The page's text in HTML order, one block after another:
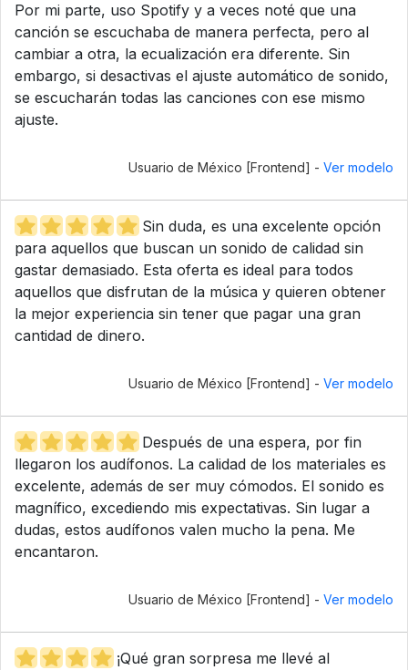
Por mi parte, uso Spotify y a veces noté que una
canción se escuchaba de manera perfecta, pero al
cambiar a otra, la ecualización era diferente. Sin
embargo, si desactivas el ajuste automático de sonido,
se escucharán todas las canciones con ese mismo
ajuste.
Usuario de México [Frontend] - Ver modelo
Sin duda, es una excelente opción
para aquellos que buscan un sonido de calidad sin
gastar demasiado. Esta oferta es ideal para todos
aquellos que disfrutan de la música y quieren obtener
la mejor experiencia sin tener que pagar una gran
cantidad de dinero.
Usuario de México [Frontend] - Ver modelo
Después de una espera, por fin
llegaron los audífonos. La calidad de los materiales es
excelente, además de ser muy cómodos. El sonido es
magnífico, excediendo mis expectativas. Sin lugar a
dudas, estos audífonos valen mucho la pena. Me
encantaron.
Usuario de México [Frontend] - Ver modelo
¡Qué gran sorpresa me llevé al